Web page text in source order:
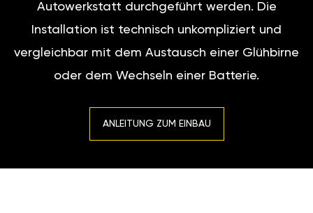
Autowerkstatt durchgeführt werden. Die
Installation ist technisch unkompliziert und
vergleichbar mit dem Austausch einer Glühbirne
oder dem Wechseln einer Batterie.
ANLEITUNG ZUM EINBAU